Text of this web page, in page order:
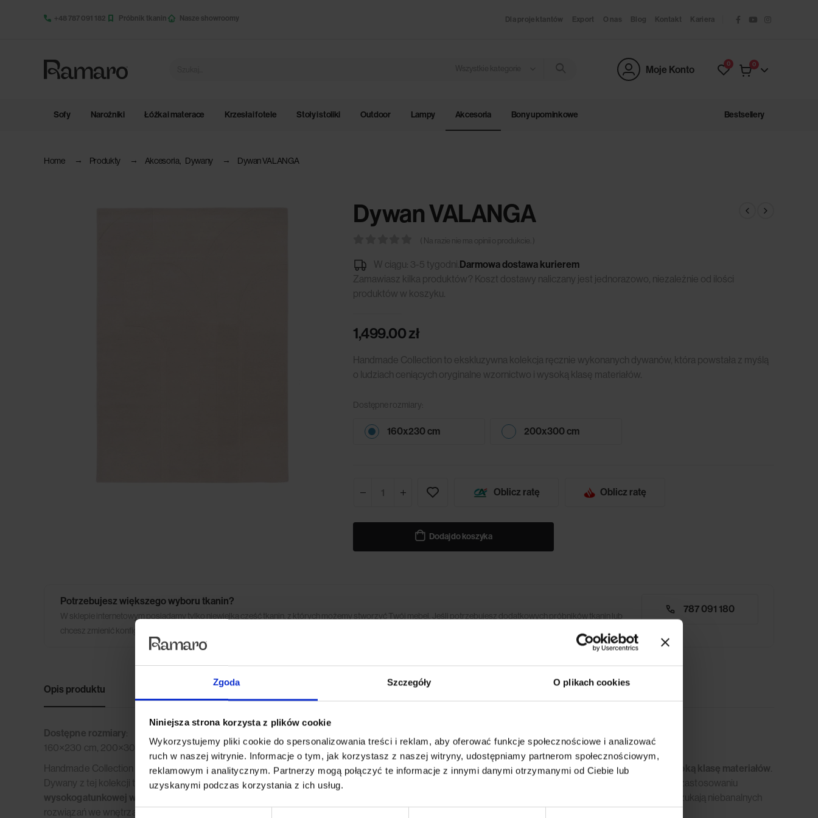
Zgoda Szczegóły O plikach cookies
Niniejsza strona korzysta z plików cookie
Wykorzystujemy pliki cookie do spersonalizowania treści i reklam, aby oferować funkcje społecznościowe i analizować
ruch w naszej witrynie. Informacje o tym, jak korzystasz z naszej witryny, udostępniamy partnerom społecznościowym,
reklamowym i analitycznym. Partnerzy mogą połączyć te informacje z innymi danymi otrzymanymi od Ciebie lub
uzyskanymi podczas korzystania z ich usług.
+48 787 091 182 Próbnik tkanin Nasze showroomy Dla projektantów Export O nas Blog Kontakt Kariera
Wszystkie kategorie Moje Konto 0 0
Sofy Narożniki Łóżka i materace Krzesła i fotele Stoły i stoliki Outdoor Lampy Akcesoria Bony upominkowe Bestsellery
Home Produkty Akcesoria Dywany Dywan VALANGA
Dywan VALANGA
( Na razie nie ma opinii o produkcie. )
W ciągu: 3-5 tygodni.Darmowa dostawa kurierem
Zamawiasz kilka produktów? Koszt dostawy naliczany jest jednorazowo, niezależnie od ilości
produktów w koszyku.
1,499.00zł
Handmade Collection to ekskluzywna kolekcja ręcznie wykonanych dywanów, która powstała z myślą
o ludziach ceniących oryginalne wzornictwo i wysoką klasę materiałów.
Dostępne rozmiary:
160x230 cm 200x300 cm
Oblicz ratę Oblicz ratę
Dodaj do koszyka
Potrzebujesz większego wyboru tkanin?
W sklepie internetowym posiadamy tylko niewielką część tkanin, z których możemy stworzyć Twój mebel. Jeśli potrzebujesz dodatkowych próbników tkanin lub
chcesz zmienić konfigurację mebla lub ilość modułów skontaktuj się z naszym biurem obsługi.
787 091 180
Opis produktu Opinie (0)
Dostępne rozmiary
160×230 cm, 200×300 cm.
Handmade Collection to ekskluzywna kolekcjaręcznie wykonanych dywanów, która powstała z myślą o ludziach ceniącychoryginalne wzornictwo i wysoką klasę materiałów.
Dywany z tej kolekcji tworzone są ręcznie w Indiach, dzięki czemu posiadają niepowtarzalny charakter. Wyróżniają się najwyższą jakością, uzyskaną dzięki zastosowaniu
wysokogatunkowej wełny z Nowej Zelandii, włókien wiskozy, wiskozy bambusowej oraz szlachetnego tencelu
. To idealna propozycja dla tych, którzy szukają niebanalnych
rozwiązań we wnętrzach. To uzupełnienie nowoczesnych, minimalistycznych apartamentów, jak i naturalnych, skandynawskich przestrzeni.